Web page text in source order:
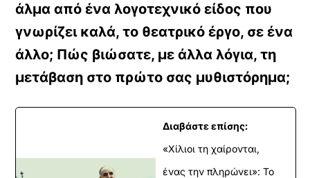
άλμα από ένα λογοτεχνικό είδος που
γνωρίζει καλά, το θεατρικό έργο, σε ένα
άλλο; Πώς βιώσατε, με άλλα λόγια, τη
μετάβαση στο πρώτο σας μυθιστόρημα;
Διαβάστε επίσης:
«Χίλιοι τη χαίρονται,
ένας την πληρώνει»: Το